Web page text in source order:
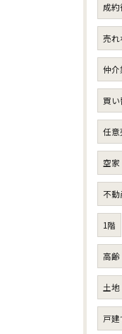
成
売れ
仲介
買い
任意
空家
不動
1階
高齢
土地
戸建